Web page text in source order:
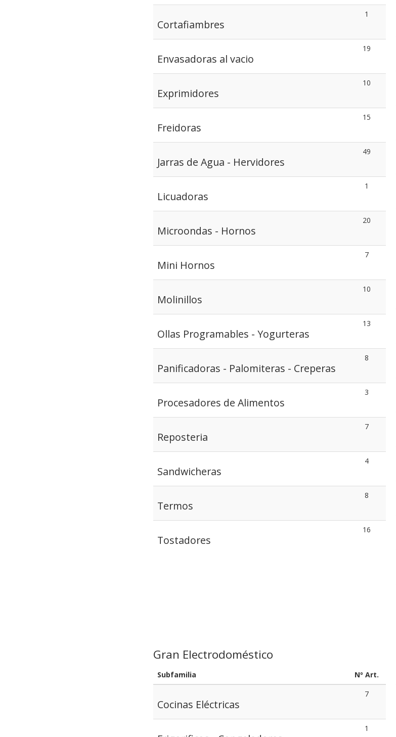
Cortafiambres
1
Envasadoras al vacio
19
Exprimidores
10
Freidoras
15
Jarras de Agua - Hervidores
49
Licuadoras
1
Microondas - Hornos
20
Mini Hornos
7
Molinillos
10
Ollas Programables - Yogurteras
13
Panificadoras - Palomiteras - Creperas
8
Procesadores de Alimentos
3
Reposteria
7
Sandwicheras
4
Termos
8
Tostadores
16
Gran Electrodoméstico
Subfamilia Nº Art.
Cocinas Eléctricas
7
1